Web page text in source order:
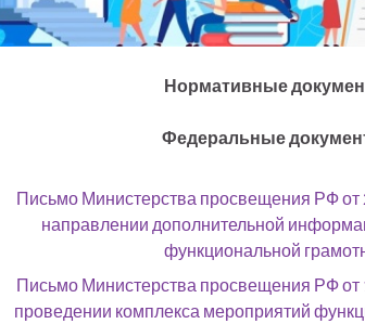
Нормативные
Федеральные
Письмо Министерства просвещения РФ
направлении дополнительной
функциональной
Письмо Министерства просвещения РФ
проведении комплекса мероприятий